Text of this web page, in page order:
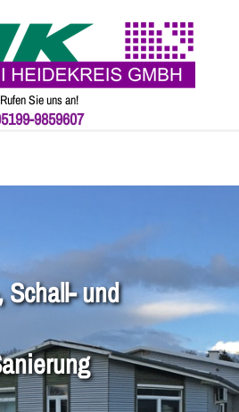
Rufen Sie uns an!
9859607
Schall- und